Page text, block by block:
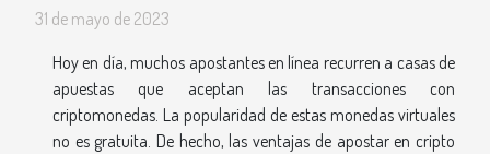
31 de mayo de 2023
Hoy en día, muchos apostantes en línea recurren a casas de
apuestas que aceptan las transacciones con
criptomonedas. La popularidad de estas monedas virtuales
no es gratuita. De hecho, las ventajas de apostar en cripto